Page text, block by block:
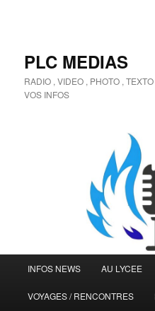
PLC MEDIAS
RADIO , VIDEO , PHOTO ,
VOS INFOS
principal
INFOS NEWS AU LYCEE
VOYAGES / RENCONTRES